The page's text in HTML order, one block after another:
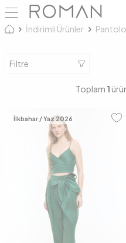
İndirimli Ürünler
Filtre
Toplam 1
İlkbahar / Yaz 2026